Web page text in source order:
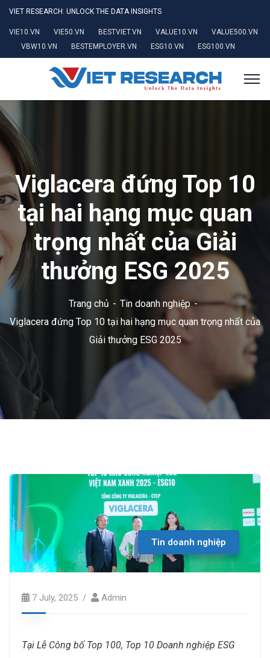
VIET RESEARCH: UNLOCK THE DATA INSIGHTS
VIE10.VN VIE50.VN BESTVIET.VN VALUE10.VN
VALUE500.VN
VBW10.VN
BESTEMPLOYER.VN ESG10.VN ESG100.VN
Viglacera đứng Top 10
tại hai hạng mục quan
trọng nhất của Giải
thưởng ESG 2025
Trang chủ
Tin doanh nghiệp
Viglacera đứng Top 10 tại hai hạng mục quan trọng nhất của
Giải thưởng ESG 2025
Tin doanh nghiệp
7 July, 2025 Admin
Tại Lễ Công bố Top 100, Top 10 Doanh nghiệp ESG